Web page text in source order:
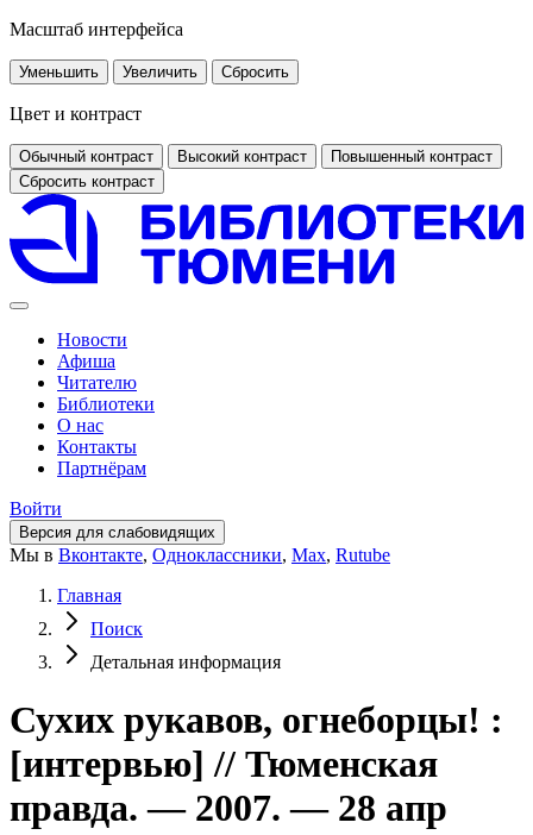
Масштаб интерфейса
Уменьшить Увеличить Сбросить
Цвет и контраст
Обычный контраст Высокий контраст
Повышенный контраст
Сбросить контраст
Новости
Афиша
Читателю
Библиотеки
О нас
Контакты
Партнёрам
Войти
Версия для слабовидящих
Мы в Вконтакте, Одноклассники, Max, Rutube
Главная
Поиск
Детальная информация
Сухих рукавов, огнеборцы! :
[интервью] // Тюменская
правда. — 2007. — 28 апр